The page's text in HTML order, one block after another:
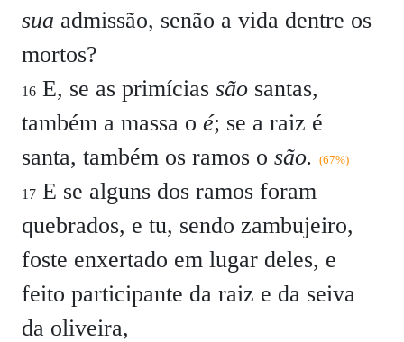
sua admissão, senão a vida dentre os
mortos?
16 E, se as primícias são santas,
também a massa o é; se a raiz é
santa, também os ramos o são. (67%)
17 E se alguns dos ramos foram
quebrados, e tu, sendo zambujeiro,
foste enxertado em lugar deles, e
feito participante da raiz e da seiva
da oliveira,